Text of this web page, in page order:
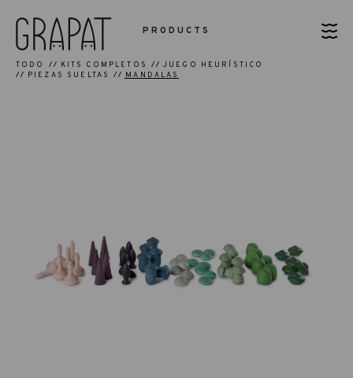
PRODUCTS
TODO KITS COMPLETOS
JUEGO HEURÍSTICO
PIEZAS SUELTAS
MANDALAS